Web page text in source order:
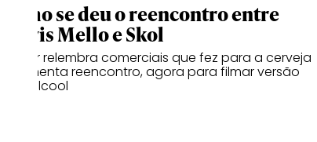
Como se deu o reencontro entre
Clóvis Mello e Skol
Diretor relembra comerciais que fez para a cerveja
e comenta reencontro, agora para filmar versão
zero álcool